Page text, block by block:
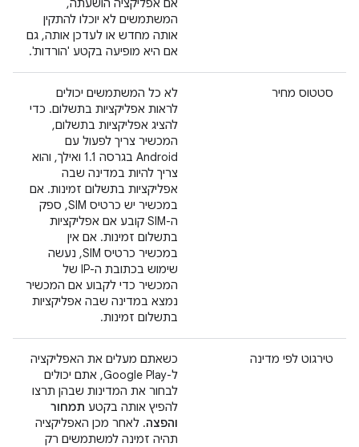
אם אפליקציה הושעתה,
המשתמשים לא יוכלו להתקין
אותה מחדש או לעדכן אותה, גם
אם היא מופיעה בקטע 'הורדות'.
סטטוס מחיר
לא כל המשתמשים יכולים
לראות אפליקציות בתשלום. כדי
להציג אפליקציות בתשלום,
המכשיר צריך לפעול עם
Android בגרסה 1.1 ואילך, והוא
צריך להיות במדינה שבה
אפליקציות בתשלום זמינות. אם
במכשיר יש כרטיס SIM, ספק
ה-SIM קובע אם אפליקציות
בתשלום זמינות. אם אין
במכשיר כרטיס SIM, נעשה
שימוש בכתובת ה-IP של
המכשיר כדי לקבוע אם המכשיר
נמצא במדינה שבה אפליקציות
בתשלום זמינות.
טירגוט לפי מדינה
כשאתם מעלים את האפליקציה
ל-Google Play, אתם יכולים
לבחור את המדינות שבהן תרצו
להפיץ אותה בקטע תמחור
והפצה. לאחר מכן האפליקציה
תהיה זמינה למשתמשים רק